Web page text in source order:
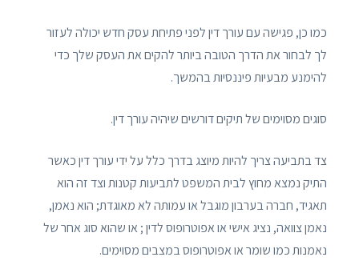
כמו כן, פגישה עם עורך דין לפני פתיחת עסק חדש יכולה לעזור
לך לבחור את הדרך הטובה ביותר להקים את העסק שלך כדי
להימנע מבעיות פיננסיות בהמשך.
סוגים מסוימים של תיקים דורשים שיהיה עורך דין.
צד בתביעה צריך להיות מיוצג בדרך כלל על ידי עורך דין כאשר
התיק נמצא מחוץ לבית המשפט לתביעות קטנות וצד זה הוא
תאגיד, חברה בערבון מוגבל או עמותה לא מאוגדת; הוא נאמן,
נאמן צוואה, נציג אישי או אפוטרופוס לדין ; או שהוא סוג אחר של
נאמנות כמו שומר או אפוטרופוס במצבים מסוימים.